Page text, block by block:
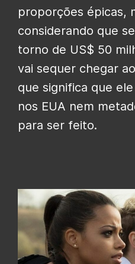
proporções épicas,
considerando que
torno de US$ 50
vai sequer chegar
que significa que
nos EUA nem
para ser feito.